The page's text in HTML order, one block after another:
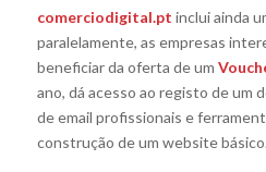
comerciodigital.pt inclui ainda
paralelamente, as empresas
beneficiar da oferta de um
ano, dá acesso ao registo de um
de email profissionais e
construção de um website básico.